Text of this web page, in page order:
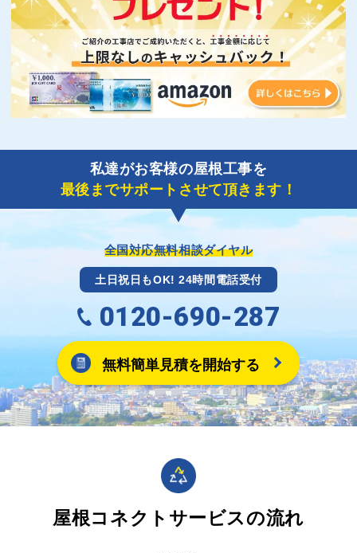
私達がお客様の屋根工事を
最後までサポートさせて頂きます！
全国対応無料相談ダイヤル
土日祝日もOK! 24時間電話受付
0120-690-287
無料簡単見積を開始する
屋根コネクトサービスの流れ